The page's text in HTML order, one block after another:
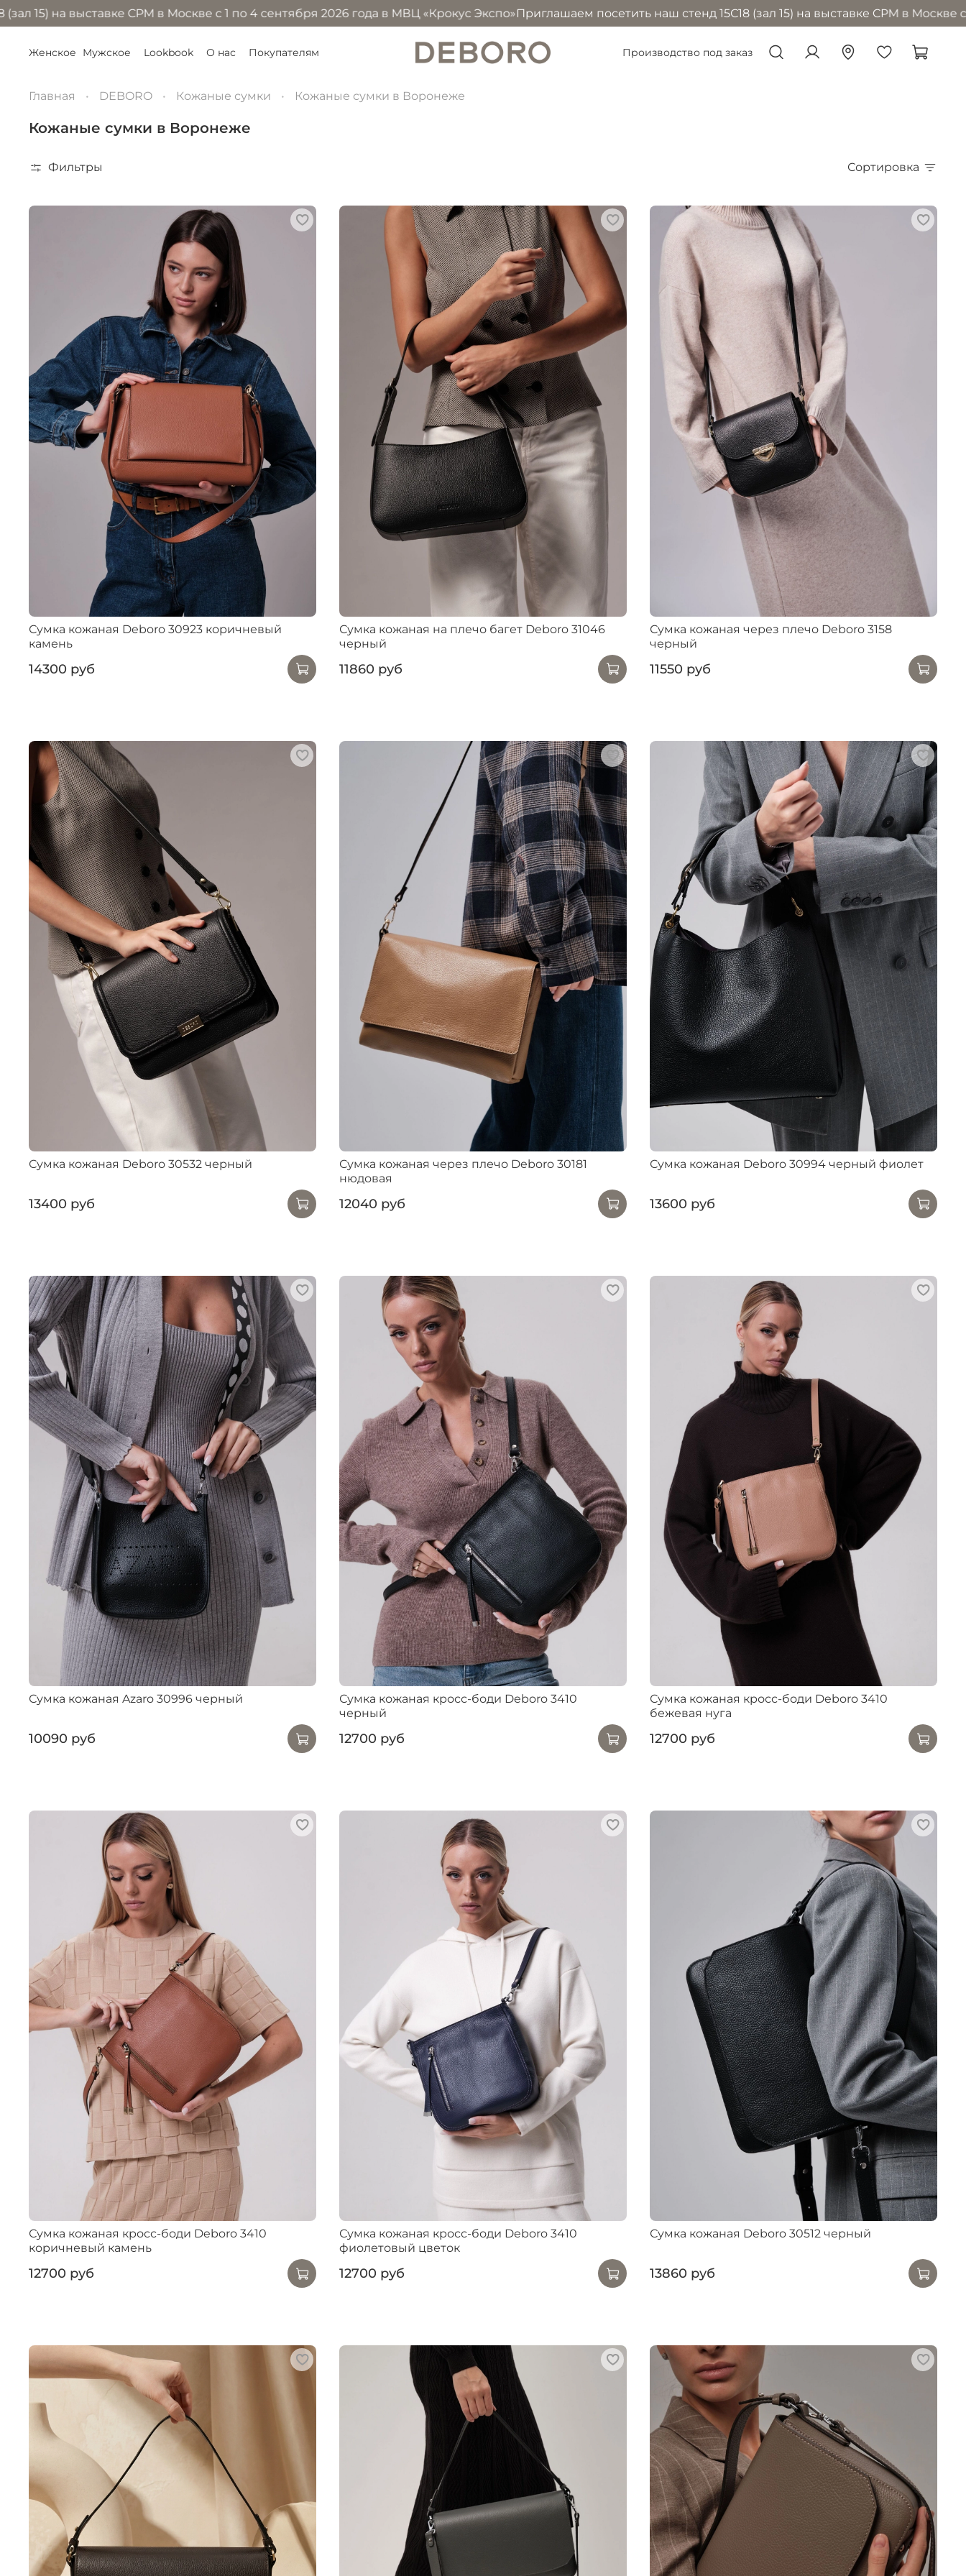
CPM в Москве с 1 по 4 сентября 2026 года в МВЦ «Крокус Экспо»Приглашаем посетить наш стенд 15С18 (зал 15) на выставке CPM в Москве с 1 по 4
Производство под заказ
Женское Мужское Lookbook О нас Покупателям
Главная DEBORO Кожаные сумки Кожаные сумки в Воронеже
Кожаные сумки в Воронеже
Фильтры Сортировка
Сумка кожаная Deboro 30923 коричневый
камень
14300 руб
Сумка кожаная на плечо багет Deboro 31046
черный
11860 руб
Сумка кожаная через плечо Deboro 3158
черный
11550 руб
Сумка кожаная Deboro 30532 черный
13400 руб
Сумка кожаная через плечо Deboro 30181
нюдовая
12040 руб
Сумка кожаная Deboro 30994 черный фиолет
13600 руб
Сумка кожаная Azaro 30996 черный
10090 руб
Сумка кожаная кросс-боди Deboro 3410
черный
12700 руб
Сумка кожаная кросс-боди Deboro 3410
бежевая нуга
12700 руб
Сумка кожаная кросс-боди Deboro 3410
коричневый камень
12700 руб
Сумка кожаная кросс-боди Deboro 3410
фиолетовый цветок
12700 руб
Сумка кожаная Deboro 30512 черный
13860 руб